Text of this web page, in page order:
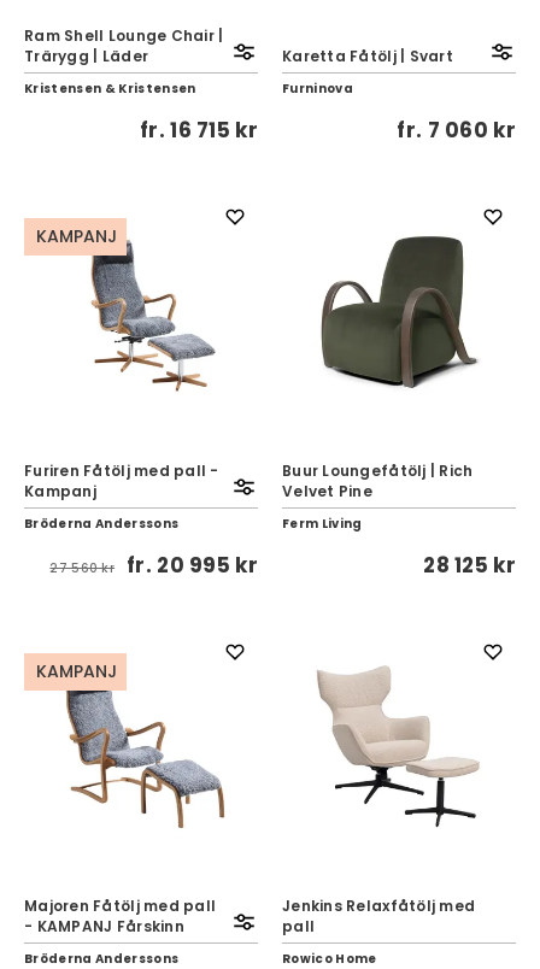
Ram Shell Lounge Chair |
Trärygg | Läder
Kristensen & Kristensen
fr.16 715 kr
Karetta Fåtölj | Svart
Furninova
fr. 7 060 kr
KAMPANJ
Furiren Fåtölj med pall -
Kampanj
Bröderna Anderssons
27 560 kr fr. 20 995 kr
Buur Loungefåtölj | Rich
Velvet Pine
Ferm Living
28 125 kr
KAMPANJ
Majoren Fåtölj med pall
- KAMPANJ Fårskinn
Bröderna Anderssons
Jenkins Relaxfåtölj med
pall
Rowico Home